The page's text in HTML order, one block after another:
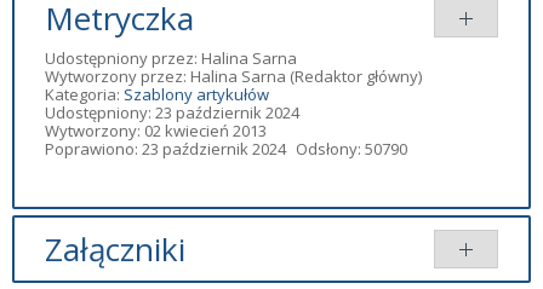
Metryczka
Udostępniony przez: Halina Sarna
Wytworzony przez: Halina Sarna (Redaktor główny)
Kategoria: Szablony artykułów
Udostępniony: 23 październik 2024
Wytworzony: 02 kwiecień 2013
Poprawiono: 23 październik 2024 Odsłony: 50790
Załączniki